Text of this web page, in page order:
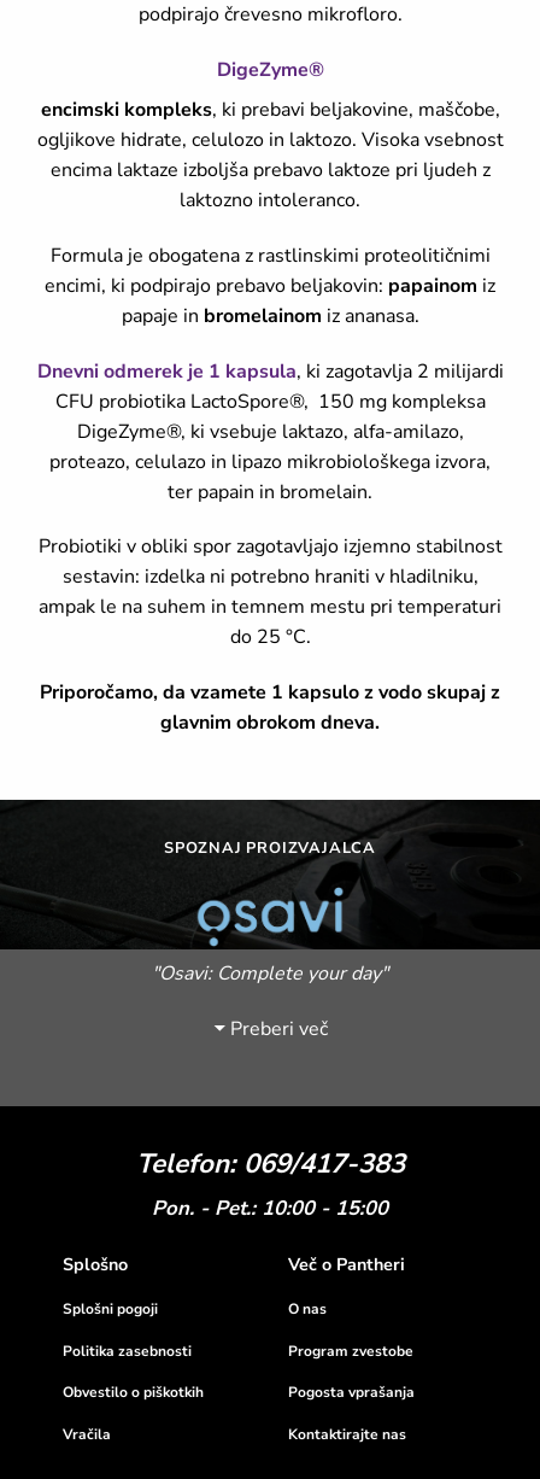
podpirajo črevesno mikrofloro.
DigeZyme®
encimski kompleks, ki prebavi beljakovine, maščobe,
ogljikove hidrate, celulozo in laktozo. Visoka vsebnost
encima laktaze izboljša prebavo laktoze pri ljudeh z
laktozno intoleranco.
Formula je obogatena z rastlinskimi proteolitičnimi
encimi, ki podpirajo prebavo beljakovin: papainom iz
papaje in bromelainom iz ananasa.
Dnevni odmerek je 1 kapsula, ki zagotavlja 2 milijardi
CFU probiotika LactoSpore®, 150 mg kompleksa
DigeZyme®, ki vsebuje laktazo, alfa-amilazo,
proteazo, celulazo in lipazo mikrobiološkega izvora,
ter papain in bromelain.
Probiotiki v obliki spor zagotavljajo izjemno stabilnost
sestavin: izdelka ni potrebno hraniti v hladilniku,
ampak le na suhem in temnem mestu pri temperaturi
do 25 °C.
Priporočamo, da vzamete 1 kapsulo z vodo skupaj z
glavnim obrokom dneva.
SPOZNAJ PROIZVAJALCA
"Osavi: Complete your day"
Preberi več
Telefon: 069/417-383
Pon. - Pet.: 10:00 - 15:00
Splošno
Splošni pogoji
Politika zasebnosti
Obvestilo o piškotkih
Vračila
Več o Pantheri
O nas
Program zvestobe
Pogosta vprašanja
Kontaktirajte nas